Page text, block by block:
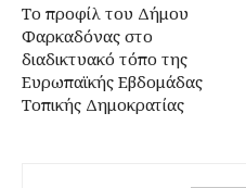
Το προφίλ του Δήμου
Φαρκαδόνας στο
διαδικτυακό τόπο της
Ευρωπαϊκής Εβδομάδας
Τοπικής Δημοκρατίας